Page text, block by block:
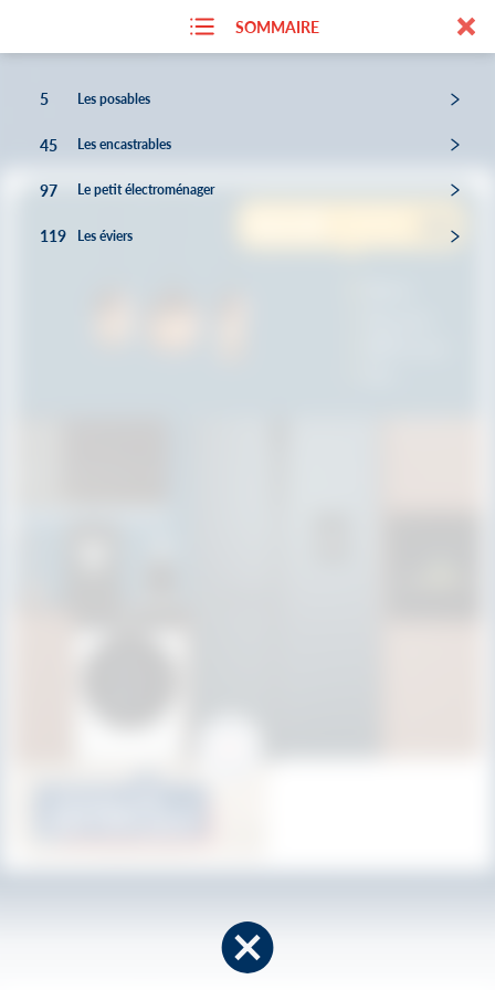
SOMMAIRE
5 Les posables
45 Les encastrables
97 Le petit électroménager
119 Les éviers